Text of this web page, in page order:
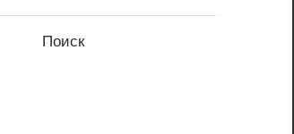
Поиск